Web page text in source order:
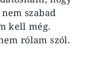
szabad
kell még.
rólam szól.